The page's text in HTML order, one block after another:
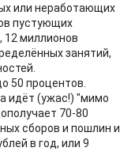
или неработающих
пустующих
12 миллионов
занятий,
50 процентов.
идёт (ужас!) "мимо
70-80
сборов и пошлин и
в год, или 9